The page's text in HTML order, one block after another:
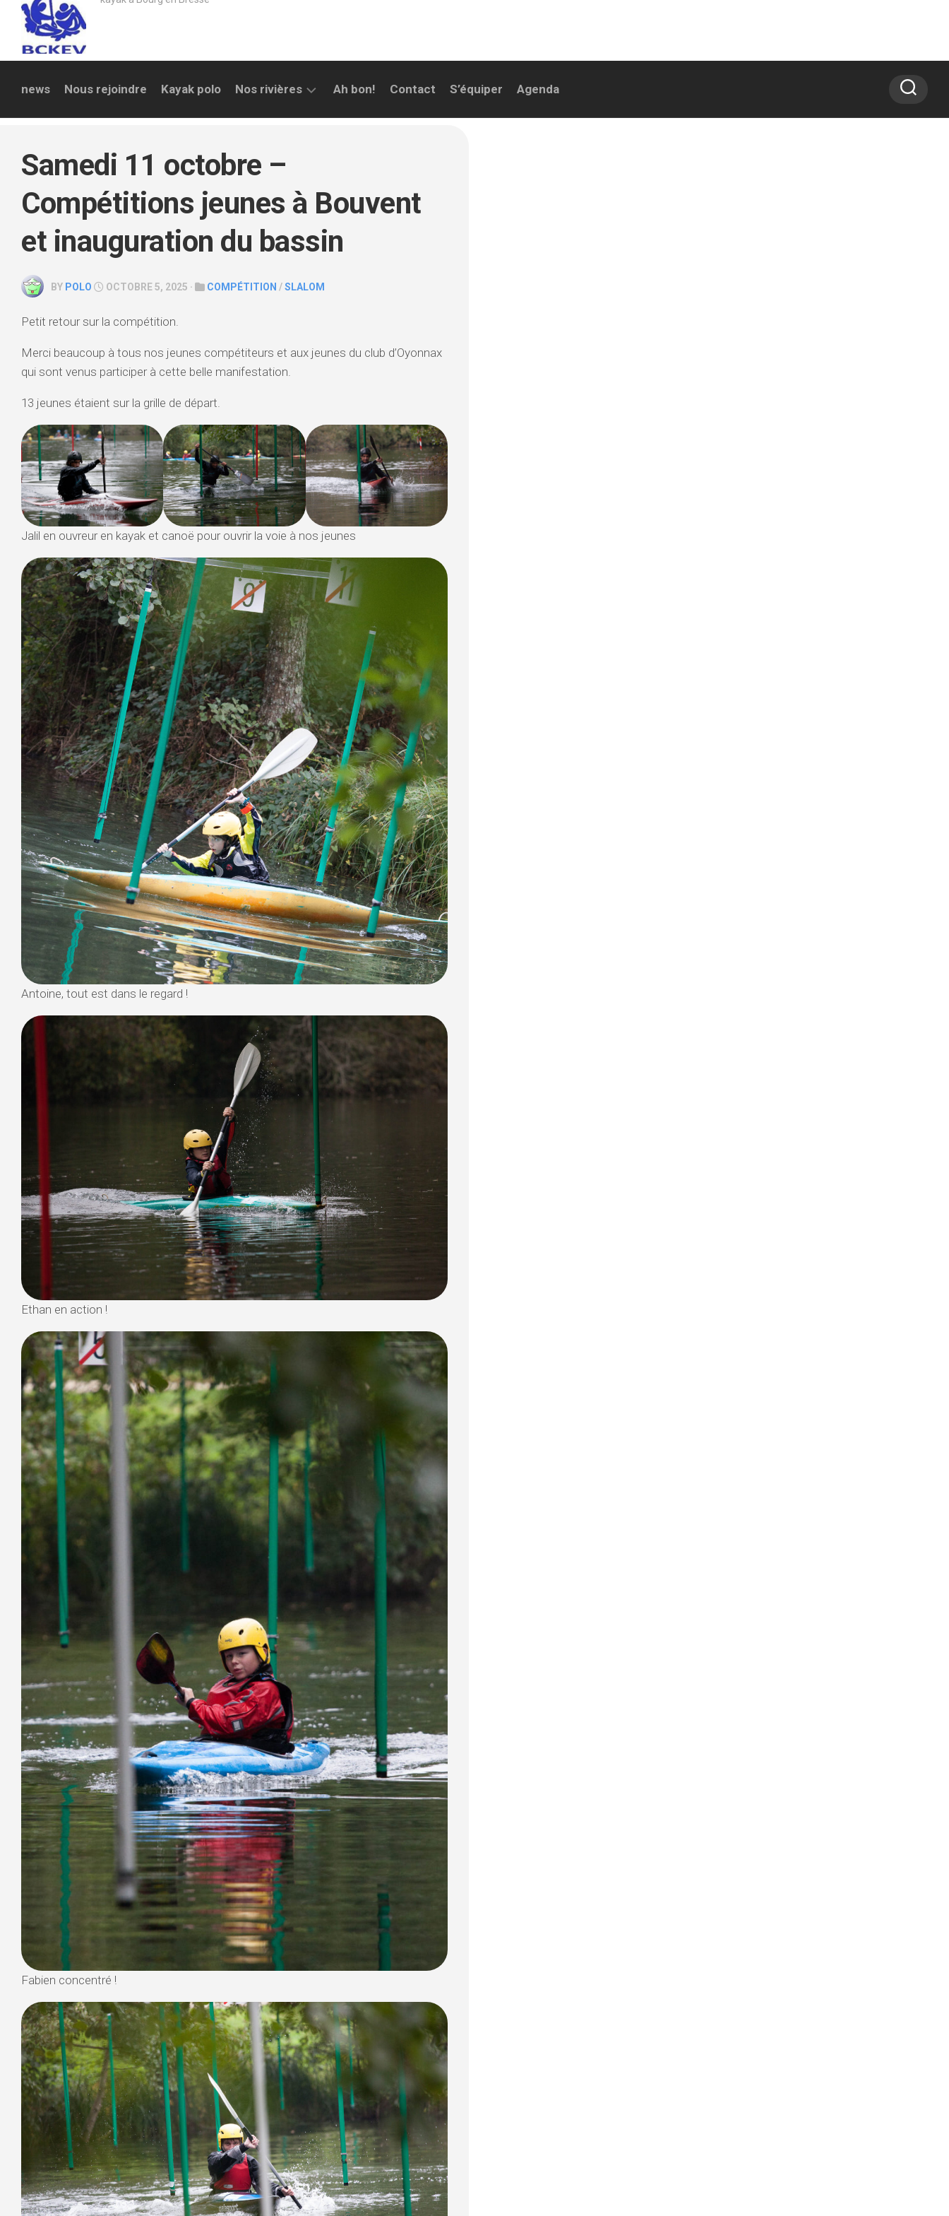
news Nous rejoindre Kayak polo Nos rivières
SURAN
AIN
SAULT
BRÉNAZ
BIENNE
–
STAGE
D’ÉTÉ
Ah bon! Contact S’équiper Agenda
Samedi 11 octobre –
Compétitions jeunes à Bouvent
et inauguration du bassin
BY POLO OCTOBRE 5, 2025 · COMPÉTITION /SLALOM
Petit retour sur la compétition.
Merci beaucoup à tous nos jeunes compétiteurs et aux jeunes du club d’Oyonnax
qui sont venus participer à cette belle manifestation.
13 jeunes étaient sur la grille de départ.
Jalil en ouvreur en kayak et canoë pour ouvrir la voie à nos jeunes
Antoine, tout est dans le regard !
Ethan en action !
Fabien concentré !